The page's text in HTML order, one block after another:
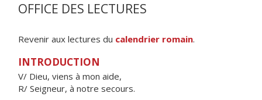
OFFICE DES LECTURES
Revenir aux lectures du calendrier romain.
INTRODUCTION
V/ Dieu, viens à mon aide,
R/ Seigneur, à notre secours.